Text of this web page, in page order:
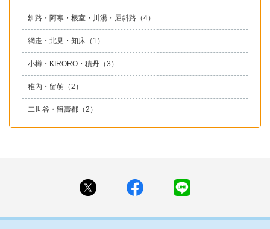
釧路・阿寒・根室・川湯・屈斜路 （4）
網走・北見・知床 （1）
小樽・KIRORO・積丹 （3）
稚內・留萌 （2）
二世谷・留壽都 （2）